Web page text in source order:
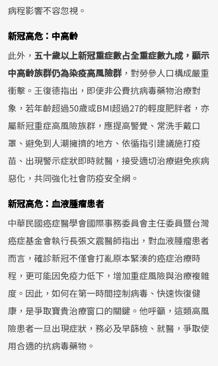
病程影響不容忽視。
新冠高危：中高齡
此外， 五十歲以上新冠重症數占全重症數九成，顯示
中高齡族群仍為染疫高風險群，對勞參人口構成嚴重
衝擊。王復德指出，即便非公費抗病毒藥物治療對
象，若年齡超過50歲或BMI超過27的輕度肥胖者，亦
屬新冠重症高風險族群，應提高警覺、常洗手戴口
罩、避免到人潮擁擠的地方、依循指引建議施打疫
苗、出現警示症狀即時就醫，接受適切治療避免疾病
惡化，共同強化社會防疫安全網。
新冠高危：血液腫瘤患者
中華民國癌症醫學會國際事務委員會主任委員暨台灣
癌症基金會執行長張文震醫師指出，對血液腫瘤患者
而言，確診新冠不僅會打亂原本緊湊的癌症治療時
程，更可能因免疫力低下，增加重症風險與治療複雜
度。因此，如何在第一時間控制病毒、快速恢復健
康，是爭取寶貴治療窗口的關鍵。他呼籲，這類高風
險患者一旦出現症狀，務必及早篩檢、就醫，爭取使
用合適的抗病毒藥物。